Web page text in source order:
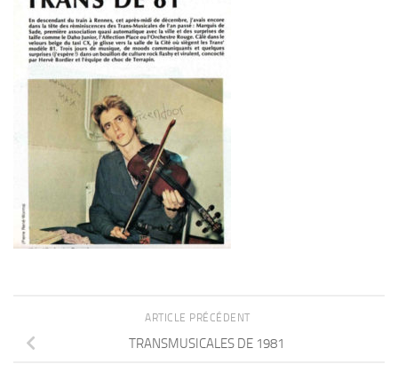
ARTICLE PRÉCÉDENT
TRANSMUSICALES DE 1981